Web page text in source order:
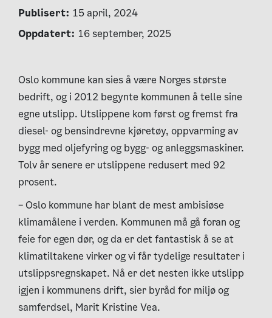
Publisert: 15 april, 2024
Oppdatert: 16 september, 2025
Oslo kommune kan sies å være Norges største
bedrift, og i 2012 begynte kommunen å telle sine
egne utslipp. Utslippene kom først og fremst fra
diesel- og bensindrevne kjøretøy, oppvarming av
bygg med oljefyring og bygg- og anleggsmaskiner.
Tolv år senere er utslippene redusert med 92
prosent.
– Oslo kommune har blant de mest ambisiøse
klimamålene i verden. Kommunen må gå foran og
feie for egen dør, og da er det fantastisk å se at
klimatiltakene virker og vi får tydelige resultater i
utslippsregnskapet. Nå er det nesten ikke utslipp
igjen i kommunens drift, sier byråd for miljø og
samferdsel, Marit Kristine Vea.